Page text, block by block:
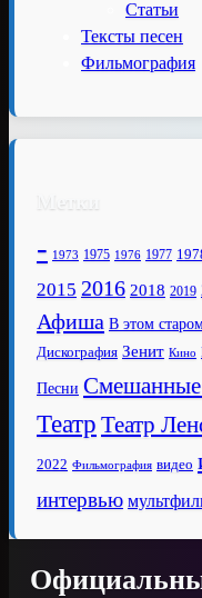
Статьи
Тексты песен
Фильмография
Метки
- 1973 1975 1976 1977
2015 2016 2018 2019
Афиша В этом
Дискография Зенит Кино
Песни Смешанные
Театр Театр
2022 Фильмография видео
интервью